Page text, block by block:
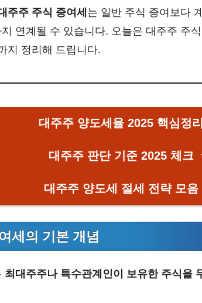
주주 주식 증여세 는 일반 주식 증여보다
연계될 수 있습니다. 오늘은 대주주 주
지 정리해 드립니다.
대주주 양도세율 2025 핵심정
대주주 판단 기준 2025 체크
대주주 양도세 절세 전략 모음
세의 기본 개념
최대주주나 특수관계인이 보유한 주식을